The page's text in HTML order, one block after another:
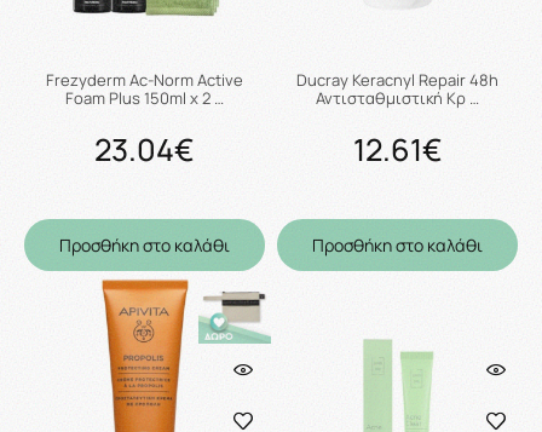
Frezyderm Ac-Norm Active
Foam Plus 150ml x 2 …
23.04€
Προσθήκη στο καλάθι
Ducray Keracnyl Repair 48h
Αντισταθμιστική Κρ …
12.61€
Προσθήκη στο καλάθι